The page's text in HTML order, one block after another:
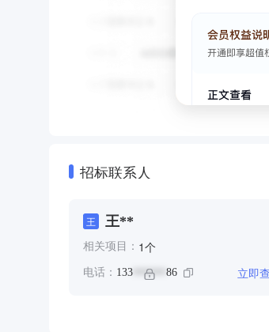
招标联系人
王 王**
相关项目： 1个
电话： 133 ****** 86 立即